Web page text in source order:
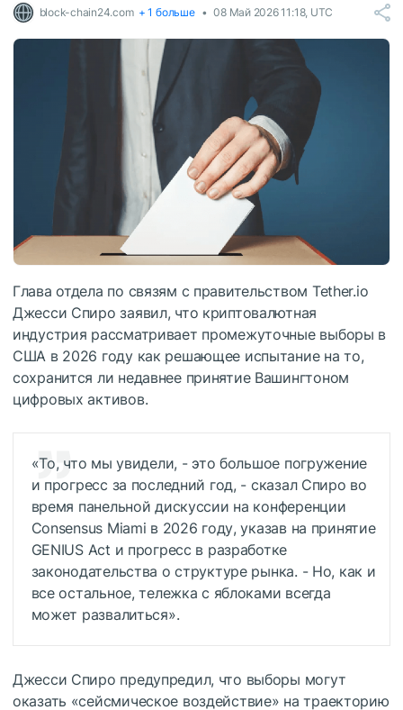
block-chain24.com + 1 больше 08 Май 2026 11:18, UTC
Глава отдела по связям с правительством Tether.io
Джесси Спиро заявил, что криптовалютная
индустрия рассматривает промежуточные выборы в
США в 2026 году как решающее испытание на то,
сохранится ли недавнее принятие Вашингтоном
цифровых активов.
«То, что мы увидели, - это большое погружение
и прогресс за последний год, - сказал Спиро во
время панельной дискуссии на конференции
Consensus Miami в 2026 году, указав на принятие
GENIUS Act и прогресс в разработке
законодательства о структуре рынка. - Но, как и
все остальное, тележка с яблоками всегда
может развалиться».
Джесси Спиро предупредил, что выборы могут
оказать «сейсмическое воздействие» на траекторию